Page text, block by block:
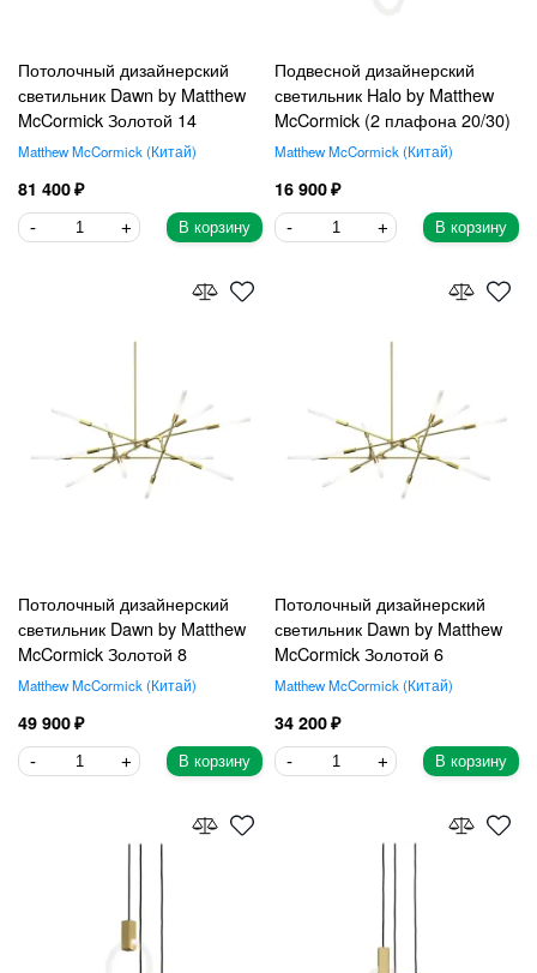
Потолочный дизайнерский
светильник Dawn by Matthew
McCormick Золотой 14
Matthew McCormick Китай
81 400
В корзину
Подвесной дизайнерский
светильник Halo by Matthew
McCormick (2 плафона 20/30)
Matthew McCormick Китай
16 900
В корзину
Потолочный дизайнерский
светильник Dawn by Matthew
McCormick Золотой 8
Matthew McCormick Китай
49 900
В корзину
Потолочный дизайнерский
светильник Dawn by Matthew
McCormick Золотой 6
Matthew McCormick Китай
34 200
В корзину